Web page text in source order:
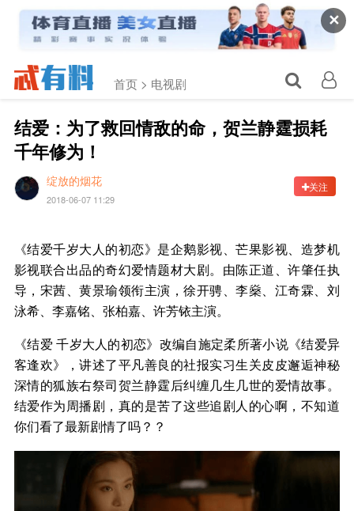
✕
首页 > 电视剧
结爱：为了救回情敌的命，贺兰静霆损耗
千年修为！
绽放的烟花
2018-06-07 11:29
关注
《结爱千岁大人的初恋》是企鹅影视、芒果影视、造梦机
影视联合出品的奇幻爱情题材大剧。由陈正道、许肇任执
导，宋茜、黄景瑜领衔主演，徐开骋、李燊、江奇霖、刘
泳希、李嘉铭、张柏嘉、许芳铱主演。
《结爱 千岁大人的初恋》改编自施定柔所著小说《结爱异
客逢欢》，讲述了平凡善良的社报实习生关皮皮邂逅神秘
深情的狐族右祭司贺兰静霆后纠缠几生几世的爱情故事。
结爱作为周播剧，真的是苦了这些追剧人的心啊，不知道
你们看了最新剧情了吗？？